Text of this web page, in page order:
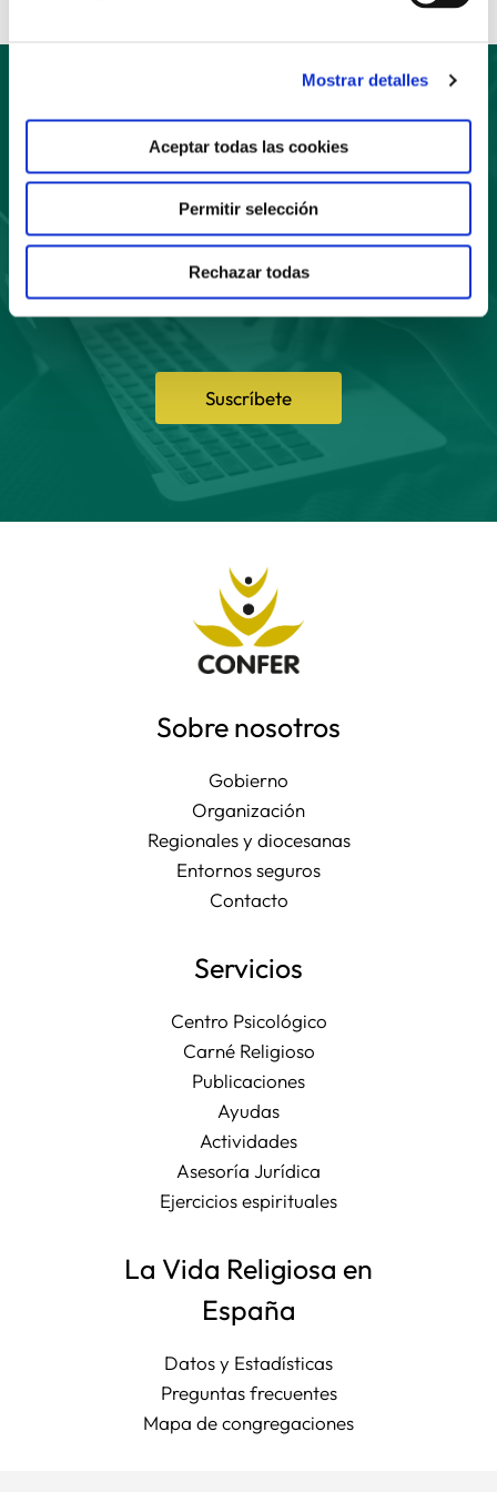
Mostrar detalles
Aceptar todas las cookies
Permitir selección
Rechazar todas
Suscríbete
Suscríbete
a nuestro boletín
Sobre nosotros
Gobierno
Organización
Regionales y diocesanas
Entornos seguros
Contacto
Servicios
Centro Psicológico
Carné Religioso
Publicaciones
Ayudas
Actividades
Asesoría Jurídica
Ejercicios espirituales
La Vida Religiosa en
España
Datos y Estadísticas
Preguntas frecuentes
Mapa de congregaciones